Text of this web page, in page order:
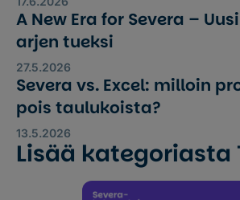
A New Era for Severa –
arjen tueksi
27.5.2026
Severa vs. Excel: milloin
pois taulukoista?
13.5.2026
Lisää